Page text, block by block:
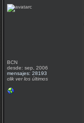
BCN
desde: sep, 2006
mensajes: 28193
clik ver los últimos